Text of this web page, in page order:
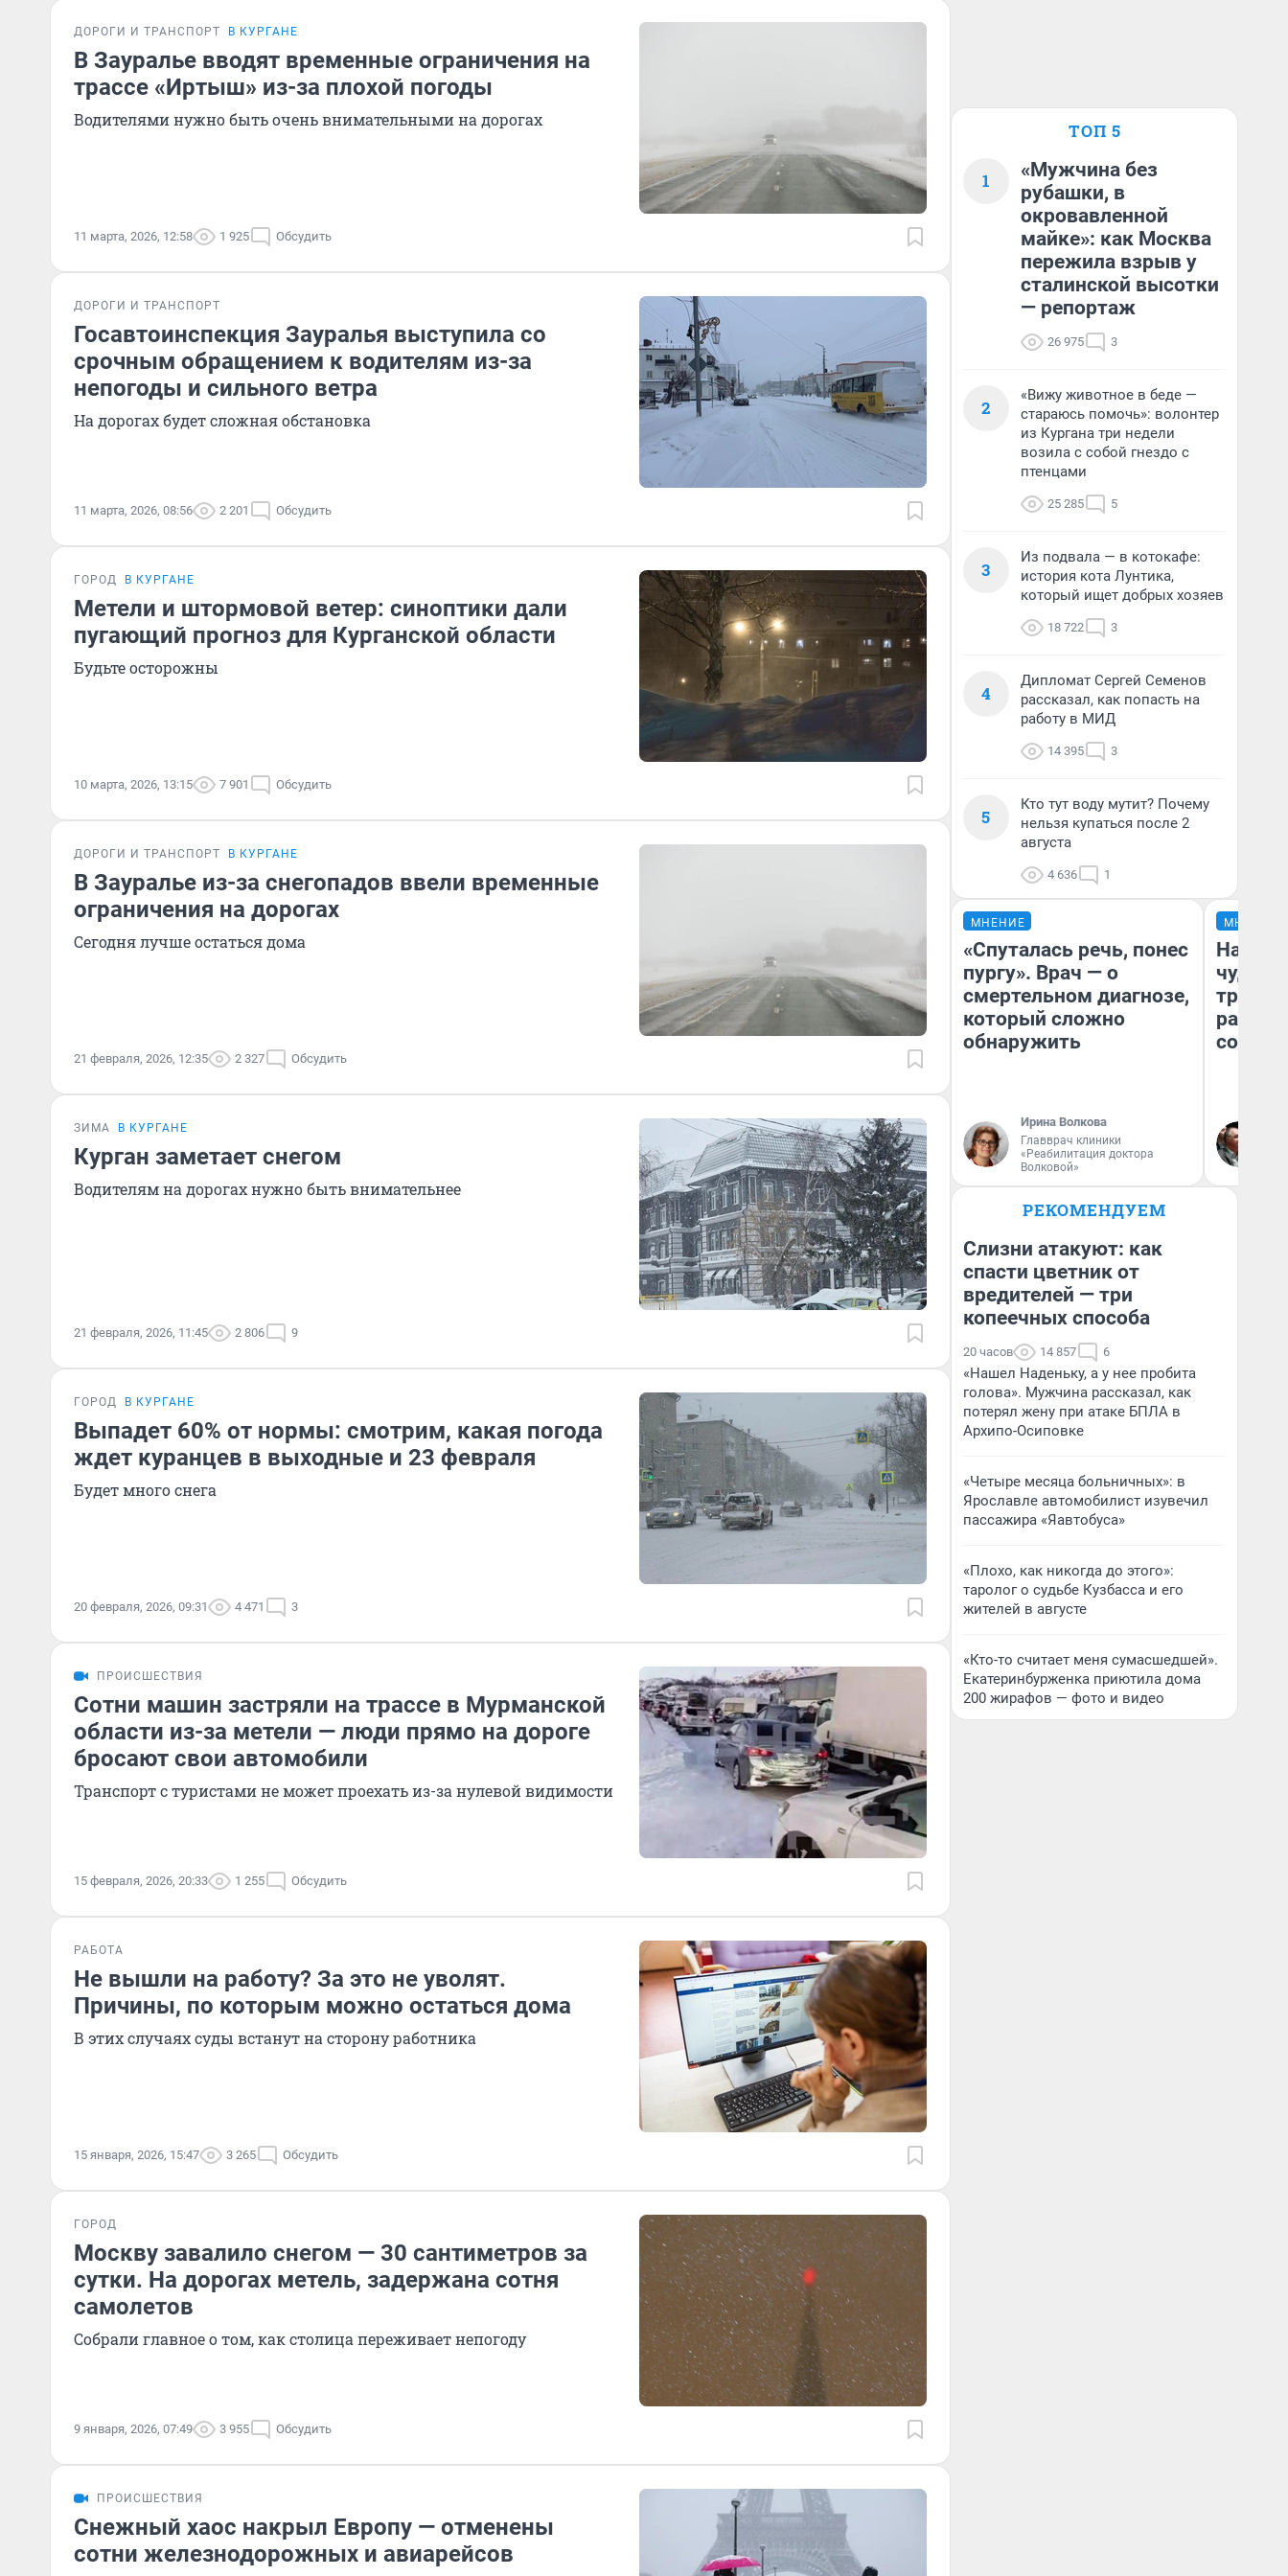
ДОРОГИ И ТРАНСПОРТ В КУРГАНЕ
В Зауралье вводят временные ограничения на
трассе «Иртыш» из-за плохой погоды
Водителями нужно быть очень внимательными на дорогах
11 марта, 2026, 12:58 1 925 Обсудить
ДОРОГИ И ТРАНСПОРТ
Госавтоинспекция Зауралья выступила со
срочным обращением к водителям из-за
непогоды и сильного ветра
На дорогах будет сложная обстановка
11 марта, 2026, 08:56 2 201 Обсудить
ГОРОД В КУРГАНЕ
Метели и штормовой ветер: синоптики дали
пугающий прогноз для Курганской области
Будьте осторожны
10 марта, 2026, 13:15 7 901 Обсудить
ДОРОГИ И ТРАНСПОРТ В КУРГАНЕ
В Зауралье из-за снегопадов ввели временные
ограничения на дорогах
Сегодня лучше остаться дома
21 февраля, 2026, 12:35 2 327 Обсудить
ЗИМА В КУРГАНЕ
Курган заметает снегом
Водителям на дорогах нужно быть внимательнее
21 февраля, 2026, 11:45 2 806 9
ГОРОД В КУРГАНЕ
Выпадет 60% от нормы: смотрим, какая погода
ждет куранцев в выходные и 23 февраля
Будет много снега
20 февраля, 2026, 09:31 4 471 3
ПРОИСШЕСТВИЯ
Сотни машин застряли на трассе в Мурманской
области из-за метели — люди прямо на дороге
бросают свои автомобили
Транспорт с туристами не может проехать из-за нулевой видимости
15 февраля, 2026, 20:33 1 255 Обсудить
РАБОТА
Не вышли на работу? За это не уволят.
Причины, по которым можно остаться дома
В этих случаях суды встанут на сторону работника
15 января, 2026, 15:47 3 265 Обсудить
ГОРОД
Москву завалило снегом — 30 сантиметров за
сутки. На дорогах метель, задержана сотня
самолетов
Собрали главное о том, как столица переживает непогоду
9 января, 2026, 07:49 3 955 Обсудить
ПРОИСШЕСТВИЯ
Снежный хаос накрыл Европу — отменены
сотни железнодорожных и авиарейсов
ТОП 5
1
«Мужчина без
рубашки, в
окровавленной
майке»: как Москва
пережила взрыв у
сталинской высотки
— репортаж
26 975 3
2
«Вижу животное в беде —
стараюсь помочь»: волонтер
из Кургана три недели
возила с собой гнездо с
птенцами
25 285 5
3
Из подвала — в котокафе:
история кота Лунтика,
который ищет добрых хозяев
18 722 3
4
Дипломат Сергей Семенов
рассказал, как попасть на
работу в МИД
14 395 3
5
Кто тут воду мутит? Почему
нельзя купаться после 2
августа
4 636 1
МНЕНИЕ
«Спуталась речь, понес
пургу». Врач — о
смертельном диагнозе,
который сложно
обнаружить
Ирина Волкова
Главврач клиники
«Реабилитация доктора
Волковой»
МНЕНИЕ
чудом
РЕКОМЕНДУЕМ
Слизни атакуют: как
спасти цветник от
вредителей — три
копеечных способа
20 часов 14 857 6
«Нашел Наденьку, а у нее пробита
голова». Мужчина рассказал, как
потерял жену при атаке БПЛА в
Архипо-Осиповке
«Четыре месяца больничных»: в
Ярославле автомобилист изувечил
пассажира «Яавтобуса»
«Плохо, как никогда до этого»:
таролог о судьбе Кузбасса и его
жителей в августе
«Кто-то считает меня сумасшедшей».
Екатеринбурженка приютила дома
200 жирафов — фото и видео